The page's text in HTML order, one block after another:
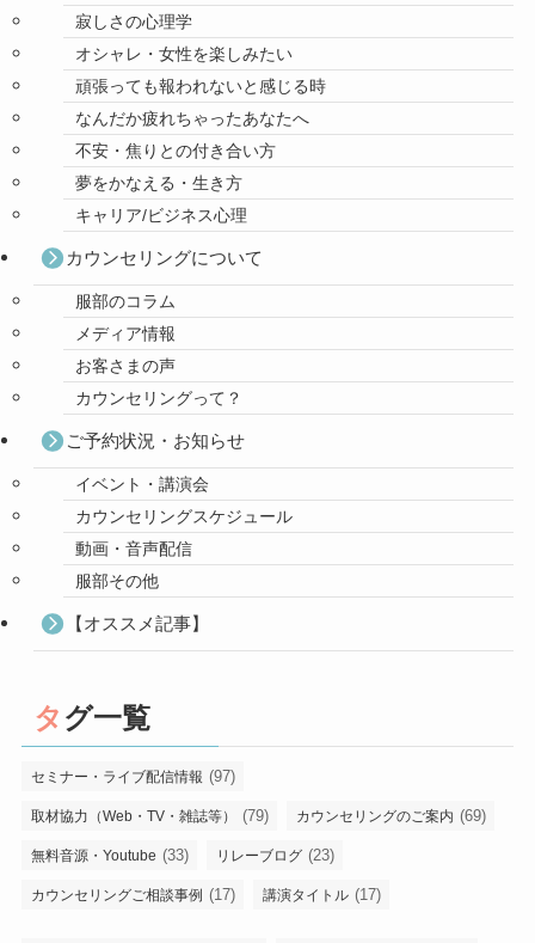
寂しさの心理学
オシャレ・女性を楽しみたい
頑張っても報われないと感じる時
なんだか疲れちゃったあなたへ
不安・焦りとの付き合い方
夢をかなえる・生き方
キャリア/ビジネス心理
カウンセリングについて
服部のコラム
メディア情報
お客さまの声
カウンセリングって？
ご予約状況・お知らせ
イベント・講演会
カウンセリングスケジュール
動画・音声配信
服部その他
【オススメ記事】
タグ一覧
セミナー・ライブ配信情報 (97)
取材協力（Web・TV・雑誌等） (79) カウンセリングのご案内 (69)
無料音源・Youtube (33) リレーブログ (23)
カウンセリングご相談事例 (17) 講演タイトル (17)